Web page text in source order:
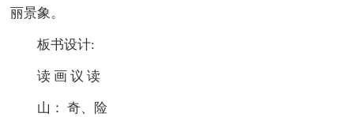
丽景象。
板书设计:
读 画 议 读
山： 奇、险